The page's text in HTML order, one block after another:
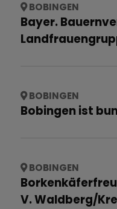
BOBINGEN
Bayer.
BOBINGEN
Bobingen ist
BOBINGEN
V. Waldberg/